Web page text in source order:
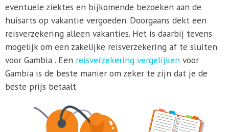
eventuele ziektes en bijkomende bezoeken aan de
huisarts op vakantie vergoeden. Doorgaans dekt een
reisverzekering alleen vakanties. Het is daarbij tevens
mogelijk om een zakelijke reisverzekering af te sluiten
voor Gambia . Een reisverzekering vergelijkenvoor
Gambia is de beste manier om zeker te zijn dat je de
beste prijs betaalt.